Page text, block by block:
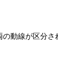
動線が区分さ